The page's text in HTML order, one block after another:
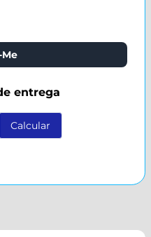
entrega